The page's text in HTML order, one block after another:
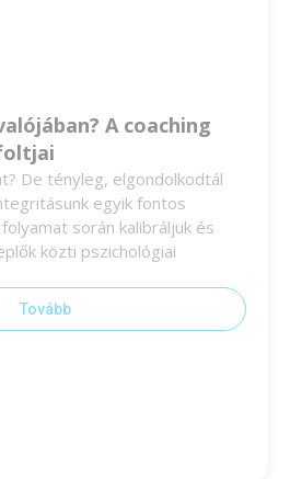
A coaching
De tényleg, elgondolkodtál
egyik fontos
során kalibráljuk és
közti pszichológiai
Tovább